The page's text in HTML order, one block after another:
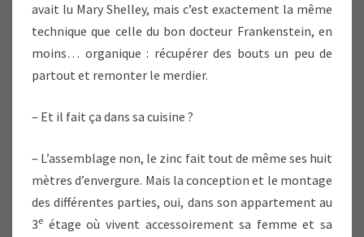
avait lu Mary Shelley, mais c’est exactement la même
technique que celle du bon docteur Frankenstein, en
moins… organique : récupérer des bouts un peu de
partout et remonter le merdier.
– Et il fait ça dans sa cuisine ?
– L’assemblage non, le zinc fait tout de même ses huit
mètres d’envergure. Mais la conception et le montage
des différentes parties, oui, dans son appartement au
3e étage où vivent accessoirement sa femme et sa